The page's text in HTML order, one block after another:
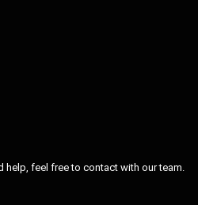
help, feel free to contact with our team.